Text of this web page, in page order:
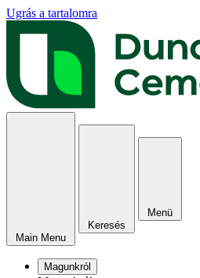
Ugrás a tartalomra
Main Menu
Keresés
Menü
Magunkról